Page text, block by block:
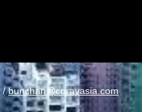
/bunchan@corayasia.com